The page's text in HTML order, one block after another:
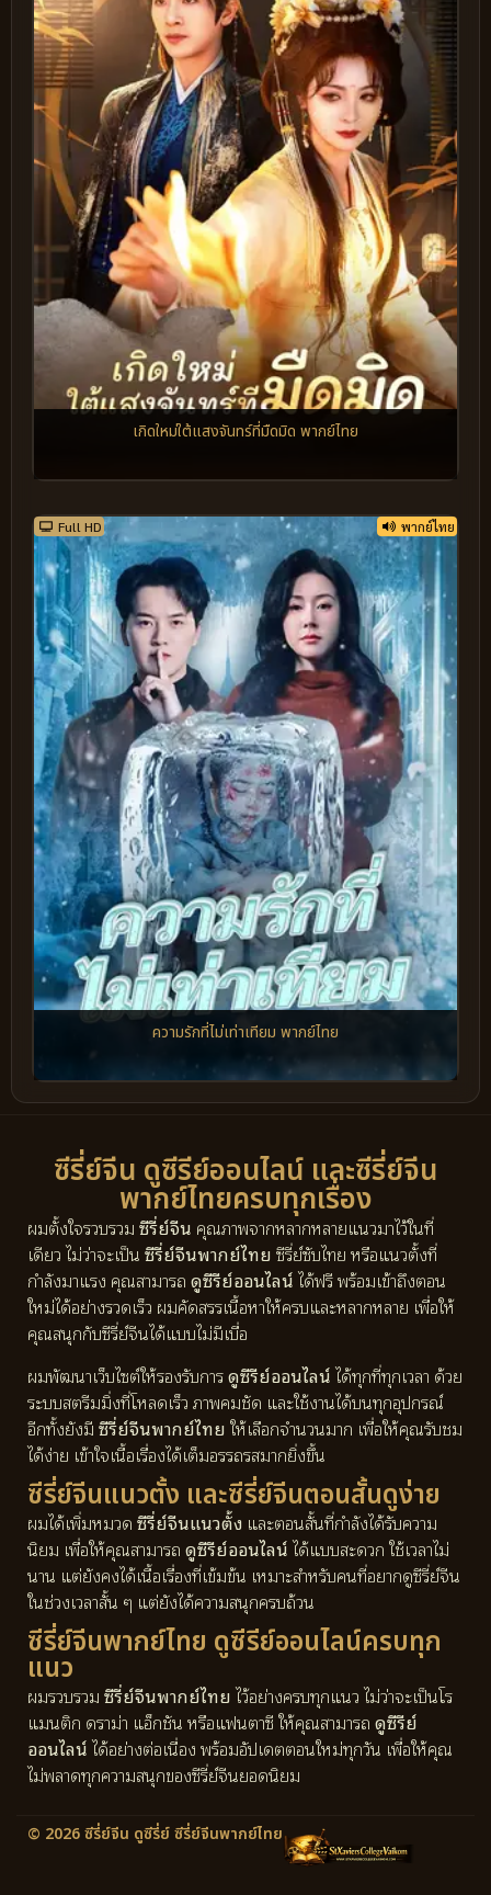
เกิดใหม่ใต้แสงจันทร์ที่มืดมิด พากย์ไทย
Full HD พากย์ไทย
ความรักที่ไม่เท่าเทียม พากย์ไทย
ซีรี่ย์จีน ดูซีรีย์ออนไลน์ และซีรี่ย์จีน
พากย์ไทยครบทุกเรื่อง
ผมตั้งใจรวบรวมซีรี่ย์จีน คุณภาพจากหลากหลายแนวมาไว้ในที่
เดียว ไม่ว่าจะเป็นซีรี่ย์จีนพากย์ไทยซีรี่ย์ซับไทย หรือแนวตั้งที่
กำลังมาแรง คุณสามารถดูซีรีย์ออนไลน์ได้ฟรี พร้อมเข้าถึงตอน
ใหม่ได้อย่างรวดเร็ว ผมคัดสรรเนื้อหาให้ครบและหลากหลาย เพื่อให้
คุณสนุกกับซีรี่ย์จีนได้แบบไม่มีเบื่อ
ผมพัฒนาเว็บไซต์ให้รองรับการดูซีรีย์ออนไลน์ได้ทุกที่ทุกเวลา ด้วย
ระบบสตรีมมิ่งที่โหลดเร็ว ภาพคมชัด และใช้งานได้บนทุกอุปกรณ์
อีกทั้งยังมีซีรี่ย์จีนพากย์ไทยให้เลือกจำนวนมาก เพื่อให้คุณรับชม
ได้ง่าย เข้าใจเนื้อเรื่องได้เต็มอรรถรสมากยิ่งขึ้น
ซีรี่ย์จีนแนวตั้ง และซีรี่ย์จีนตอนสั้นดูง่าย
ผมได้เพิ่มหมวดซีรี่ย์จีนแนวตั้ง และตอนสั้นที่กำลังได้รับความ
นิยม เพื่อให้คุณสามารถดูซีรีย์ออนไลน์ได้แบบสะดวก ใช้เวลาไม่
นาน แต่ยังคงได้เนื้อเรื่องที่เข้มข้น เหมาะสำหรับคนที่อยากดูซีรี่ย์จีน
ในช่วงเวลาสั้น ๆ แต่ยังได้ความสนุกครบถ้วน
ซีรี่ย์จีนพากย์ไทย ดูซีรีย์ออนไลน์ครบทุก
แนว
ผมรวบรวมซีรี่ย์จีนพากย์ไทยไว้อย่างครบทุกแนว ไม่ว่าจะเป็นโร
แมนติก ดราม่า แอ็กชัน หรือแฟนตาซี ให้คุณสามารถดูซีรีย์
ออนไลน์ได้อย่างต่อเนื่อง พร้อมอัปเดตตอนใหม่ทุกวัน เพื่อให้คุณ
ไม่พลาดทุกความสนุกของซีรี่ย์จีนยอดนิยม
© 2026 ซีรี่ย์จีน ดูซีรี่ย์ ซีรี่ย์จีนพากย์ไทย